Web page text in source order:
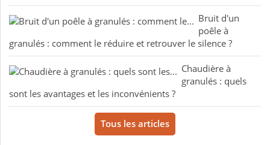
Bruit d'un
poêle à
granulés : comment le réduire et retrouver le silence ?
Chaudière à
granulés : quels
sont les avantages et les inconvénients ?
Tous les articles